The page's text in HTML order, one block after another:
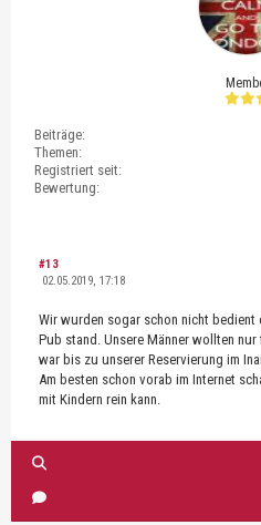
Beiträge:
Themen:
Registriert seit:
Bewertung:
#13
02.05.2019, 17:18
Wir wurden sogar schon nicht
Pub stand. Unsere Männer wollten
war bis zu unserer Reservierung im
Am besten schon vorab im Internet
mit Kindern rein kann.